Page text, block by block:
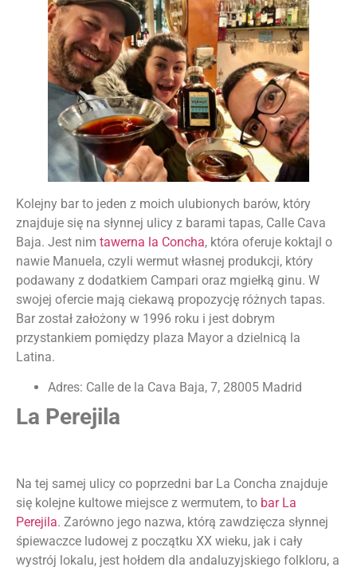
Kolejny bar to jeden z moich ulubionych barów, który
znajduje się na słynnej ulicy z barami tapas, Calle Cava
Baja. Jest nim tawerna la Concha, która oferuje koktajl o
nawie Manuela, czyli wermut własnej produkcji, który
podawany z dodatkiem Campari oraz mgiełką ginu. W
swojej ofercie mają ciekawą propozycję różnych tapas.
Bar został założony w 1996 roku i jest dobrym
przystankiem pomiędzy plaza Mayor a dzielnicą la
Latina.
Adres: Calle de la Cava Baja, 7, 28005 Madrid
La Perejila
Na tej samej ulicy co poprzedni bar La Concha znajduje
się kolejne kultowe miejsce z wermutem, to bar La
Perejila. Zarówno jego nazwa, którą zawdzięcza słynnej
śpiewaczce ludowej z początku XX wieku, jak i cały
wystrój lokalu, jest hołdem dla andaluzyjskiego folkloru, a